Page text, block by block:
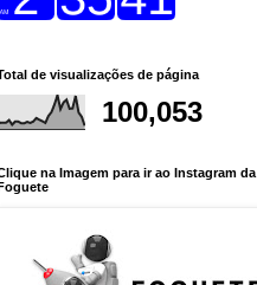
de visualizações de página
100,053
na Imagem para ir ao Instagram da